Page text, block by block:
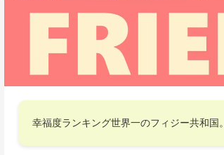
幸福度ランキング世界一のフィジー共和国。